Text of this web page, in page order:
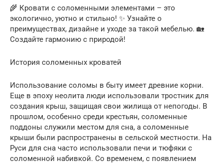
🌾 Кровати с соломенными элементами – это
экологично, уютно и стильно! ✨ Узнайте о
преимуществах, дизайне и уходе за такой мебелью. 🏡
Создайте гармонию с природой!
История соломенных кроватей
Использование соломы в быту имеет древние корни.
Еще в эпоху неолита люди использовали тростник для
создания крыш, защищая свои жилища от непогоды. В
прошлом, особенно среди крестьян, соломенные
поддоны служили местом для сна, а соломенные
крыши были распространены в сельской местности. На
Руси для сна часто использовали печи и тюфяки с
соломенной набивкой. Со временем, с появлением